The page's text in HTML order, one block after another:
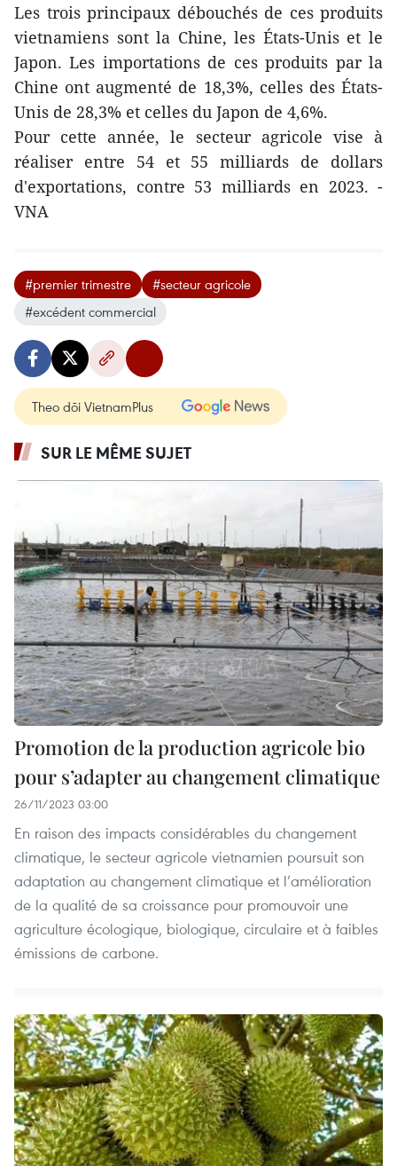
Les trois principaux débouchés de ces produits
vietnamiens sont la Chine, les États-Unis et le
Japon. Les importations de ces produits par la
Chine ont augmenté de 18,3%, celles des États-
Unis de 28,3% et celles du Japon de 4,6%.
Pour cette année, le secteur agricole vise à
réaliser entre 54 et 55 milliards de dollars
d'exportations, contre 53 milliards en 2023. -
VNA
#premier trimestre
#secteur agricole
#excédent commercial
Theo dõi VietnamPlus
SUR LE MÊME SUJET
Promotion de la production agricole bio
pour s’adapter au changement climatique
26/11/2023 03:00
En raison des impacts considérables du changement
climatique, le secteur agricole vietnamien poursuit son
adaptation au changement climatique et l’amélioration
de la qualité de sa croissance pour promouvoir une
agriculture écologique, biologique, circulaire et à faibles
émissions de carbone.